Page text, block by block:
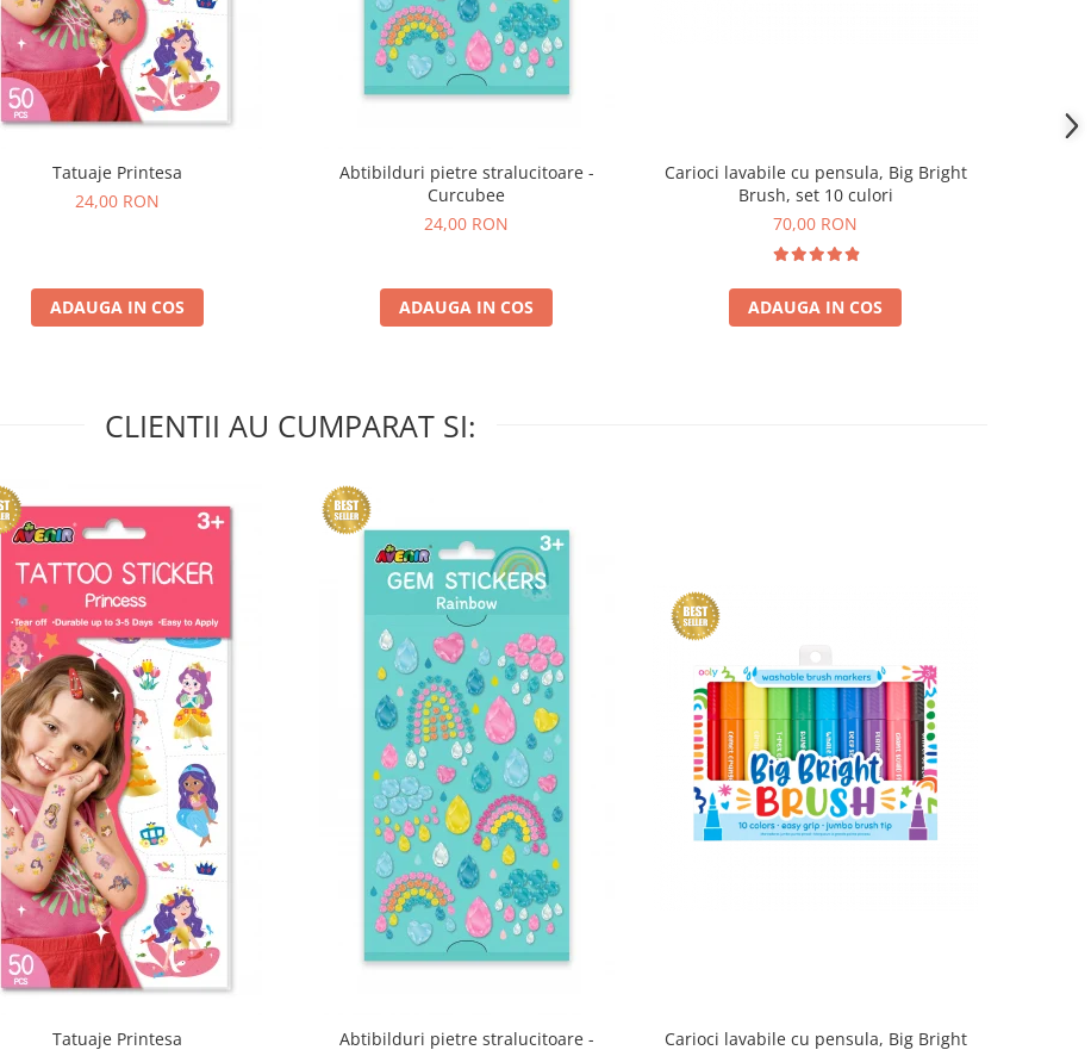
Tatuaje Printesa
24,00 RON
ADAUGA IN COS
Abtibilduri pietre stralucitoare -
Curcubee
24,00 RON
ADAUGA IN COS
Carioci lavabile cu pensula, Big Bright
Brush, set 10 culori
70,00 RON
ADAUGA IN COS
CLIENTII AU CUMPARAT SI:
Tatuaje Printesa
Abtibilduri pietre stralucitoare -
Carioci lavabile cu pensula, Big Bright